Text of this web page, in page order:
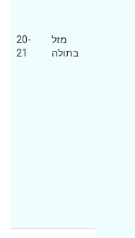
20-
21
מזל
בתולה